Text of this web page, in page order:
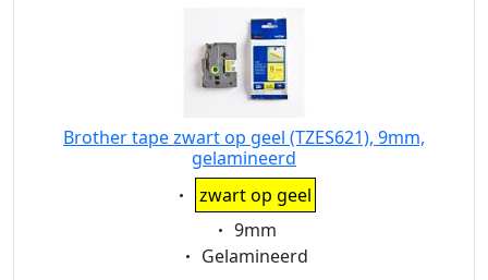
Brother tape zwart op geel (TZES621), 9mm,
gelamineerd
Eigenschaft:
zwart op geel
Eigenschaft:
9mm
Eigenschaft:
Gelamineerd